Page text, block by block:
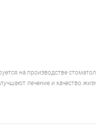
на производстве
лечение и качество